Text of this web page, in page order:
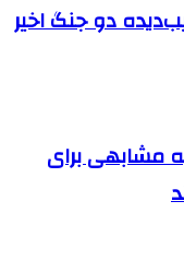
آسیب‌دیده دو جنگ اخیر
مشابهی برای